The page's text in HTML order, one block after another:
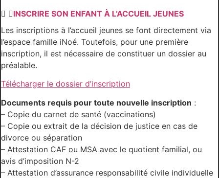
INSCRIRE SON ENFANT À L’ACCUEIL JEUNES
Les inscriptions à l’accueil jeunes se font directement via
l’espace famille iNoé. Toutefois, pour une première
inscription, il est nécessaire de constituer un dossier au
préalable.
Télécharger le dossier d’inscription
Documents requis pour toute nouvelle inscription :
– Copie du carnet de santé (vaccinations)
– Copie ou extrait de la décision de justice en cas de
divorce ou séparation
– Attestation CAF ou MSA avec le quotient familial, ou
avis d’imposition N-2
– Attestation d’assurance responsabilité civile individuelle